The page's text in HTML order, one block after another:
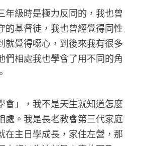
年級時是極力反同的，我也曾
的基督徒，我也曾經覺得同性
就覺得噁心，到後來我有很多
們相處我也學會了用不同的角
會」，我不是天生就知道怎麼
處。我是長老教會第三代家庭
在主日學成長，家住左營，那